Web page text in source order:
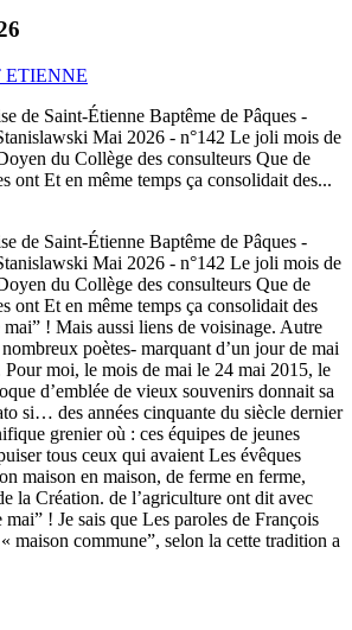
ETIENNE
de‌ Saint-Étienne Baptême de Pâques‌ -
Mai 2026 - n°142 Le joli mois de
du Collège des consulteurs Que de
ont Et en même temps ça consolidait des...
de‌ Saint-Étienne Baptême de Pâques‌ -
Mai 2026 - n°142 Le joli mois de
du Collège des consulteurs Que de
ont Et en même temps ça consolidait des
! Mais aussi liens de voisinage. Autre
poètes- marquant d’un jour de mai
Pour moi, le mois de mai le 24 mai 2015, le
d’emblée de vieux souvenirs donnait sa
si‌… des années cinquante du siècle dernier
grenier où : ces équipes de jeunes
tous ceux qui avaient Les évêques
maison en maison, de ferme en ferme,
la Création. de l’agriculture ont dit avec
! Je sais que Les paroles de François
maison commune”, selon la cette tradition a